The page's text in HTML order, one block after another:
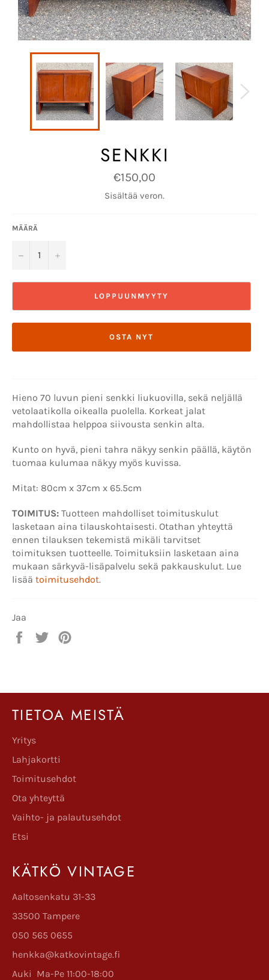
SENKKI
Normaalihinta
€150,00
Sisältää veron.
MÄÄRÄ
− +
LOPPUUNMYYTY
OSTA NYT
Hieno 70 luvun pieni senkki liukuovilla, sekä neljällä
vetolaatikolla oikealla puolella. Korkeat jalat
mahdollistaa helppoa siivousta senkin alta.
Kunto on hyvä, pieni tahra näkyy senkin päällä, käytön
tuomaa kulumaa näkyy myös kuvissa.
Mitat: 80cm x 37cm x 65.5cm
TOIMITUS: Tuotteen mahdolliset toimituskulut
lasketaan aina tilauskohtaisesti. Otathan yhteyttä
ennen tilauksen tekemistä mikäli tarvitset
toimituksen tuotteelle. Toimituksiin lasketaan aina
mukaan särkyvä-lisäpalvelu sekä pakkauskulut. Lue
lisää toimitusehdot.
Jaa
Jaa
Twiittaa
TIETOA MEISTÄ
Yritys
Lahjakortti
Toimitusehdot
Ota yhteyttä
Vaihto- ja palautusehdot
Etsi
KÄTKÖ VINTAGE
Aaltosenkatu 31-33
33500 Tampere
050 565 0655
henkka@katkovintage.fi
Auki Ma-Pe 11:00-18:00